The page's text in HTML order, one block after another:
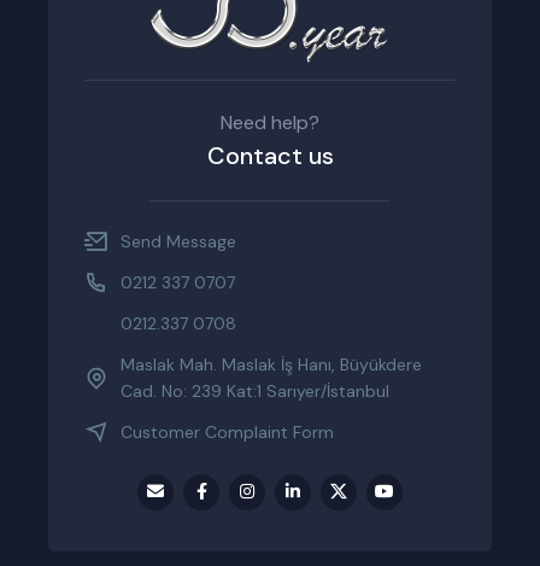
Need help?
Contact us
Send Message
0212 337 0707
0212.337 0708
Maslak Mah. Maslak İş Hanı, Büyükdere
Cad. No: 239 Kat:1 Sarıyer/İstanbul
Customer Complaint Form